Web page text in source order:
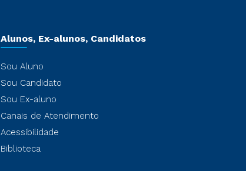
Alunos, Ex-alunos, Candidatos
Sou Aluno
Sou Candidato
Sou Ex-aluno
Canais de Atendimento
Acessibilidade
Biblioteca